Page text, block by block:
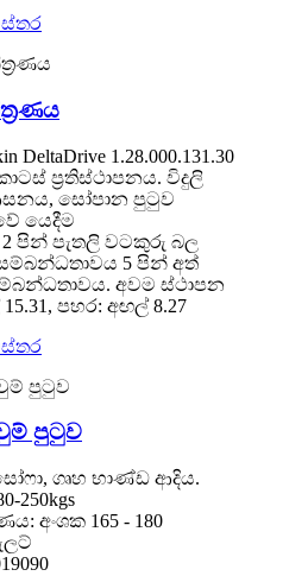
1.28.000.131.30
ප්‍රතිස්ථාපනය. විදුලි
සෝපාන පුටුව
යෙදීම
2 පින් පැතලි වටකුරු බල
5 පින් අත්
අවම ස්ථාපන
පහර: අඟල් 8.27
පුටුව
ගෘහ භාණ්ඩ ආදිය.
250kgs
අංශක 165 - 180